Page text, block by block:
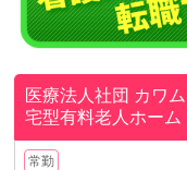
医療法人社団 カワ
宅型有料老人ホーム
常勤